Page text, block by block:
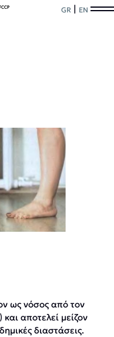
GR | EN
ως νόσος από τον
αποτελεί μείζον
διαστάσεις.